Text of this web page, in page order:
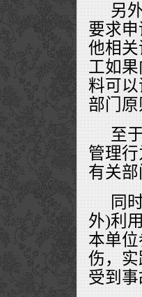
另
要求
他相
工如
料可
部门
至
管理
有关
同
外)利
本单
伤，
受到